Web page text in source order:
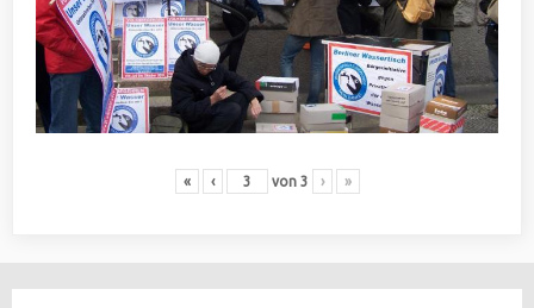
« ‹ von 3 › »